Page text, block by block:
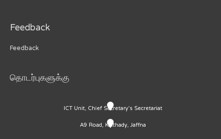
Feedback
Feedback
தொடர்புகளுக்கு
ICT Unit, Chief Secretary's Secretariat
A9 Road, Kaithady, Jaffna